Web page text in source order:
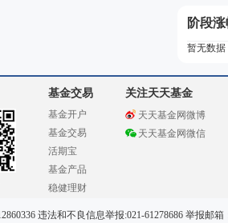
阶段
暂无数据
基金交易
基金开户
基金交易
活期宝
基金产品
稳健理财
关注天天基金
天天基金网微博
天天基金网微信
违法和不良信息举报:021-61278686 举报邮箱